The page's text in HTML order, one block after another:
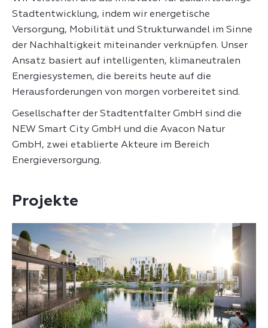
Stadtentwicklung, indem wir energetische
Versorgung, Mobilität und Strukturwandel im Sinne
der Nachhaltigkeit miteinander verknüpfen. Unser
Ansatz basiert auf intelligenten, klimaneutralen
Energiesystemen, die bereits heute auf die
Herausforderungen von morgen vorbereitet sind.
Gesellschafter der Stadtentfalter GmbH sind die
NEW Smart City GmbH und die Avacon Natur
GmbH, zwei etablierte Akteure im Bereich
Energieversorgung.
Projekte